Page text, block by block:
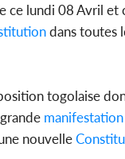
ce lundi 08 Avril
dans toutes
togolaise
nouvelle